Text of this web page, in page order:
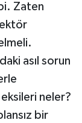
Zaten
asıl sorun
neler?
bir